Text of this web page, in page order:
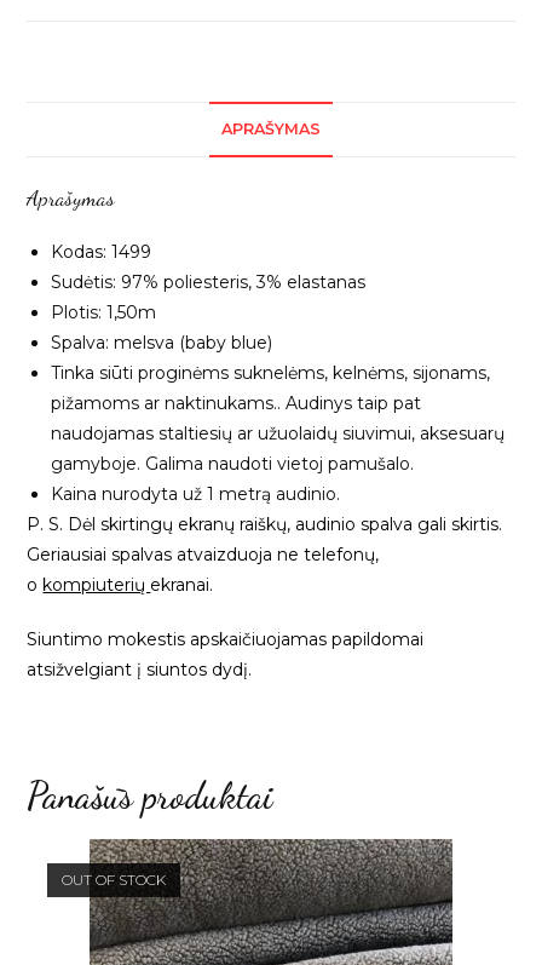
APRAŠYMAS
Aprašymas
Kodas: 1499
Sudėtis: 97% poliesteris, 3% elastanas
Plotis: 1,50m
Spalva: melsva (baby blue)
Tinka siūti proginėms suknelėms, kelnėms, sijonams,
pižamoms ar naktinukams.. Audinys taip pat
naudojamas staltiesių ar užuolaidų siuvimui, aksesuarų
gamyboje. Galima naudoti vietoj pamušalo.
Kaina nurodyta už 1 metrą audinio.
P. S. Dėl skirtingų ekranų raiškų, audinio spalva gali skirtis.
Geriausiai spalvas atvaizduoja ne telefonų,
okompiuterių ekranai.
Siuntimo mokestis apskaičiuojamas papildomai
atsižvelgiant į siuntos dydį.
Panašūs produktai
OUT OF STOCK